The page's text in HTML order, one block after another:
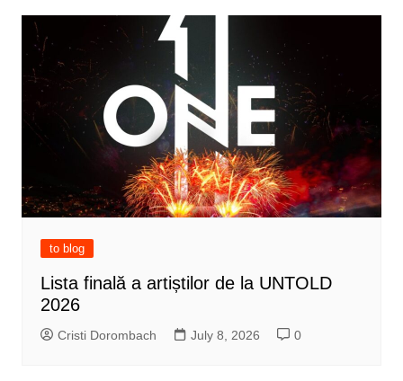
to blog
Lista finală a artiștilor de la UNTOLD
2026
Cristi Dorombach July 8, 2026 0